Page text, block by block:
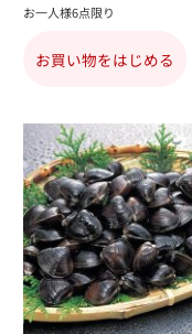
お一人様6点限り
お買い物をはじめる